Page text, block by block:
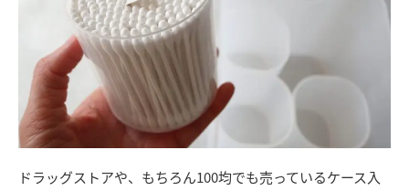
ドラッグストアや、もちろん100均でも売っているケース入